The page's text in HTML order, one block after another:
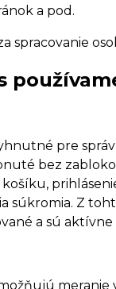
a pod.
spracovanie
pre
bez
súkromia. Z
a sú aktívne